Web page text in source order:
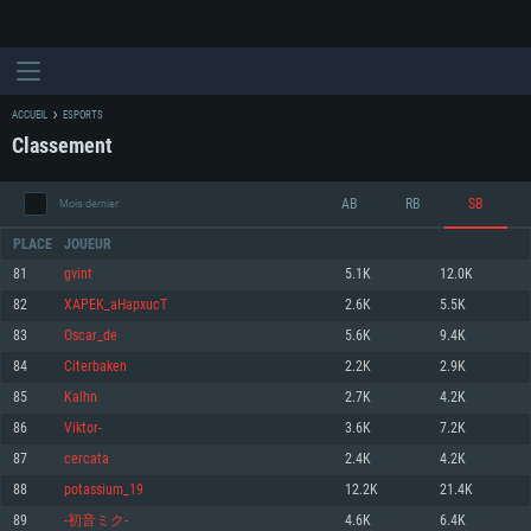
CONFIGURATION SYSTÈME REQUISE
Minimum
OS: Windows 10 (64 bit)
Processeur: Dual-Core 2.2 GHz
Minimum
OS: Mac OS Big Sur 11.0 ou plus récent
Processeur: Core i5, minimum 2.2GHz (Les processeurs Intel Xeon ne sont
Minimum
OS: Les configurations Linux 64 bits les plus modernes
Processeur: Dual-Core 2.4 GHz
ACCUEIL ESPORTS
Classement
Mois dernier AB RB SB
PLACE JOUEUR
81 gvint 5.1K 12.0K
82 XAPEK_aHapxucT 2.6K 5.5K
83 Oscar_de 5.6K 9.4K
84 Citerbaken 2.2K 2.9K
85 Kalhn 2.7K 4.2K
86 Viktor- 3.6K 7.2K
87 cercata 2.4K 4.2K
88 potassium_19 12.2K 21.4K
89 -初音ミク- 4.6K 6.4K